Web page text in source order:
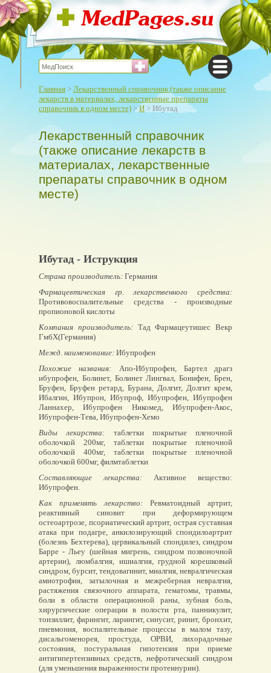
Главная > Лекарственный справочник (также описание
лекарств в материалах, лекарственные препараты
справочник в одном месте) >И > Ибутад
Лекарственный справочник
(также описание лекарств в
материалах, лекарственные
препараты справочник в одном
месте)
Ибутад - Иструкция
Страна производитель: Германия
Фармацевтическая гр. лекарственного средства:
Противовоспалительные средства - производные
пропионовой кислоты
Компания производитель:Тад Фармацеутишес Векр
ГмбХ(Германия)
Межд. наименование: Ибупрофен
Похожие названия: Апо-Ибупрофен, Бартел драгз
ибупрофен, Болинет, Болинет Лингвал, Бонифен, Брен,
Бруфен, Бруфен ретард, Бурана, Долгит, Долгит крем,
Ибалгин, Ибупрон, Ибупроф, Ибупрофен, Ибупрофен
Ланнахер, Ибупрофен Никомед, Ибупрофен-Акос,
Ибупрофен-Тева, Ибупрофен-Хемо
Виды лекарства: таблетки покрытые пленочной
оболочкой 200мг, таблетки покрытые пленочной
оболочкой 400мг, таблетки покрытые пленочной
оболочкой 600мг, филмтаблетки
Составляющие лекарства: Активное вещество:
Ибупрофен.
Как применять лекарство: Ревматоидный артрит,
реактивный синовит при деформирующем
остеоартрозе, псориатический артрит, острая суставная
атака при подагре, анкилозирующий спондилоартрит
(болезнь Бехтерева), цервикальный спондилез, синдром
Барре - Льеу (шейная мигрень, синдром позвоночной
артерии), люмбалгия, ишиалгия, грудной корешковый
синдром, бурсит, тендовагинит, миалгия, невралгическая
амиотрофия, затылочная и межреберная невралгия,
растяжения связочного аппарата, гематомы, травмы,
боли в области операционной раны, зубная боль,
хирургические операции в полости рта, панникулит,
тонзиллит, фарингит, ларингит, синусит, ринит, бронхит,
пневмония, воспалительные процессы в малом тазу,
дисальгоменорея, простуда, ОРВИ, лихорадочные
состояния, постуральная гипотензия при приеме
антигипертензивных средств, нефротический синдром
(для уменьшения выраженности протеинурии).